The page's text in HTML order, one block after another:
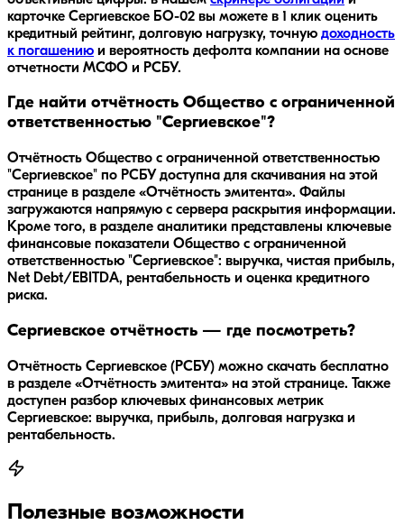
карточке Сергиевское БО-02 вы можете в 1 клик оценить
кредитный рейтинг, долговую нагрузку, точную доходность
к погашению и вероятность дефолта компании на основе
отчетности МСФО и РСБУ.
Где найти отчётность Общество с ограниченной
ответственностью "Сергиевское"?
Отчётность Общество с ограниченной ответственностью
"Сергиевское" по РСБУ доступна для скачивания на этой
странице в разделе «Отчётность эмитента». Файлы
загружаются напрямую с сервера раскрытия информации.
Кроме того, в разделе аналитики представлены ключевые
финансовые показатели Общество с ограниченной
ответственностью "Сергиевское": выручка, чистая прибыль,
Net Debt/EBITDA, рентабельность и оценка кредитного
риска.
Сергиевское отчётность — где посмотреть?
Отчётность Сергиевское (РСБУ) можно скачать бесплатно
в разделе «Отчётность эмитента» на этой странице. Также
доступен разбор ключевых финансовых метрик
Сергиевское: выручка, прибыль, долговая нагрузка и
рентабельность.
Полезные возможности